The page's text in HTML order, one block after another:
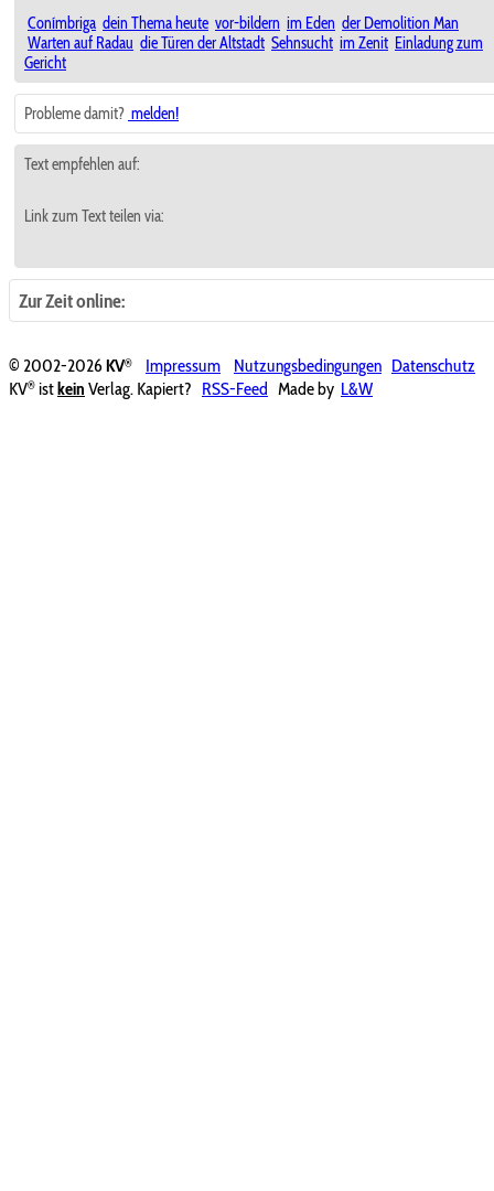
Conímbriga dein Thema heute vor-bildern im Eden der Demolition Man
Warten auf Radau die Türen der Altstadt Sehnsucht im Zenit Einladung zum
Gericht
Probleme damit? melden!
Text empfehlen auf:
Link zum Text teilen via:
Zur Zeit online:
© 2002-2026KV® Impressum Nutzungsbedingungen Datenschutz
KV® istkein Verlag. Kapiert? RSS-Feed Made by L&W